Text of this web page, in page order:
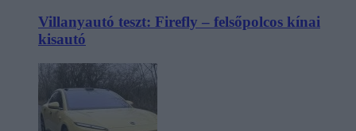
Villanyautó teszt: Firefly – felsőpolcos kínai
kisautó